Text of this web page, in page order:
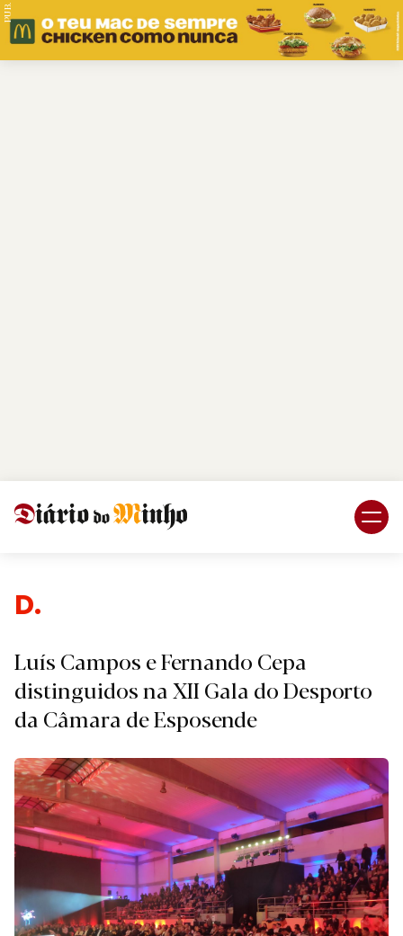
PUB.
Des
Luís Campos e Fernando Cepa
distinguidos na XII Gala do Desporto
da Câmara de Esposende